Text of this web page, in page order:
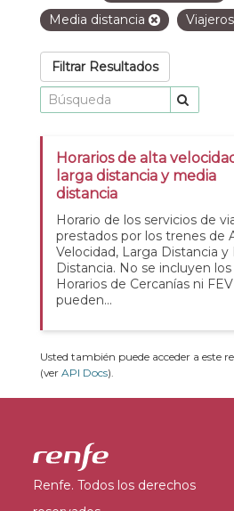
Media distancia
Viajeros
Filtrar Resultados
Horarios de alta
larga distancia y media
distancia
Horario de los servicios de
prestados por los trenes de
Velocidad, Larga Distancia y
Distancia. No se incluyen los
Horarios de Cercanías ni
pueden...
Usted también puede acceder a este
(ver API Docs).
Renfe. Todos los derechos